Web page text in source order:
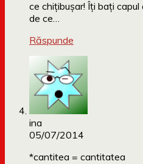
ce chițibușar! Îți bați capul
de ce…
Răspunde
ina
05/07/2014
*cantitea = cantitatea